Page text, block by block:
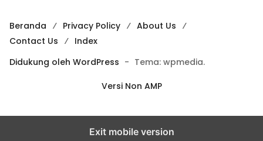
Beranda Privacy Policy
About Us
Contact Us
Index
Didukung oleh WordPress - Tema: wpmedia.
Versi Non AMP
Exit mobile version